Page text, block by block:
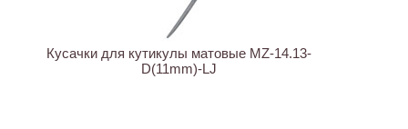
Кусачки для кутикулы матовые MZ-14.13-
D(11mm)-LJ